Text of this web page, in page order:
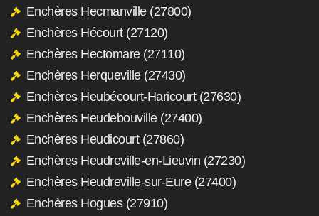
Enchères Hecmanville (27800)
Enchères Hécourt (27120)
Enchères Hectomare (27110)
Enchères Herqueville (27430)
Enchères Heubécourt-Haricourt (27630)
Enchères Heudebouville (27400)
Enchères Heudicourt (27860)
Enchères Heudreville-en-Lieuvin (27230)
Enchères Heudreville-sur-Eure (27400)
Enchères Hogues (27910)